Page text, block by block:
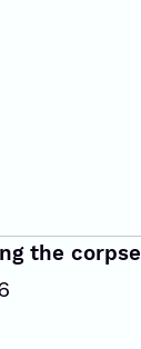
the corpse